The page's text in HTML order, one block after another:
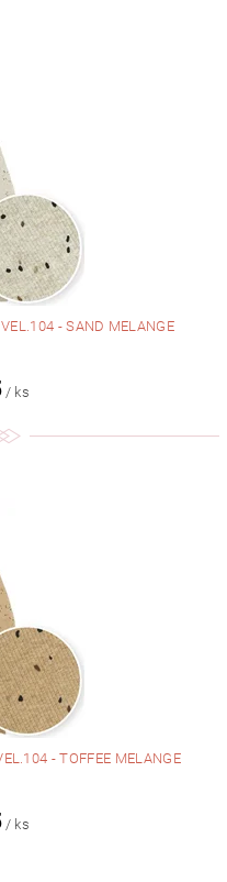
- SAND MELANGE
/ ks
- TOFFEE MELANGE
/ ks